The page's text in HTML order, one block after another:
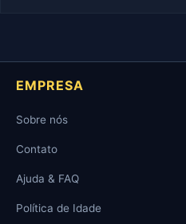
EMPRESA
Sobre nós
Contato
Ajuda & FAQ
Política de Idade